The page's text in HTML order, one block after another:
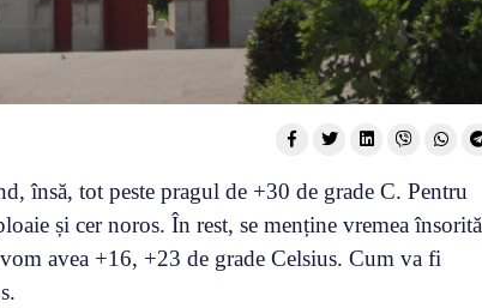
însă, tot peste pragul de +30 de grade C. Pentru
și cer noros. În rest, se menține vremea însorită
avea +16, +23 de grade Celsius. Cum va fi